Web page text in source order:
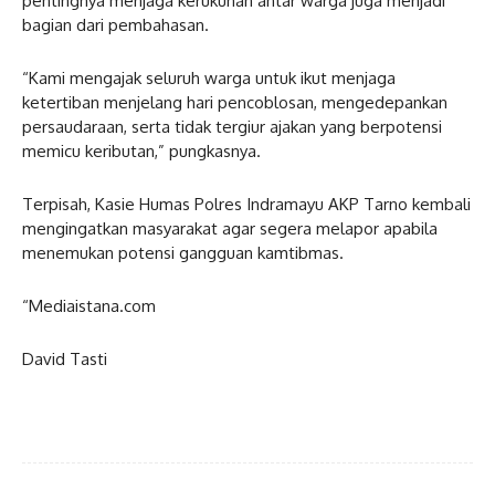
bagian dari pembahasan.
“Kami mengajak seluruh warga untuk ikut menjaga
ketertiban menjelang hari pencoblosan, mengedepankan
persaudaraan, serta tidak tergiur ajakan yang berpotensi
memicu keributan,” pungkasnya.
Terpisah, Kasie Humas Polres Indramayu AKP Tarno kembali
mengingatkan masyarakat agar segera melapor apabila
menemukan potensi gangguan kamtibmas.
“Mediaistana.com
David Tasti